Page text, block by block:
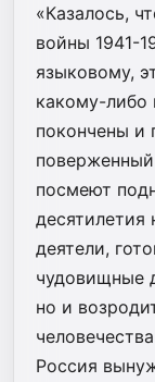
«Казалось,
войны 1941-
языковому,
какому-либо
покончены и
посмеют
десятилетия
деятели,
чудовищные
но и
Россия